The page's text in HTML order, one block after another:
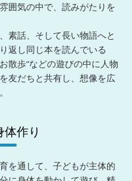
囲気の中で、読みがたりを
素話、そして長い物語へと
返し同じ本を読んでいる
散歩“などの遊びの中に人物
友だちと共有し、想像を広
作り
を通して、子どもが主体的